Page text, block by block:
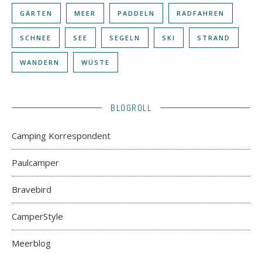
GÄRTEN MEER PADDELN RADFAHREN
SCHNEE SEE SEGELN SKI STRAND
WANDERN WÜSTE
BLOGROLL
Camping Korrespondent
Paulcamper
Bravebird
CamperStyle
Meerblog